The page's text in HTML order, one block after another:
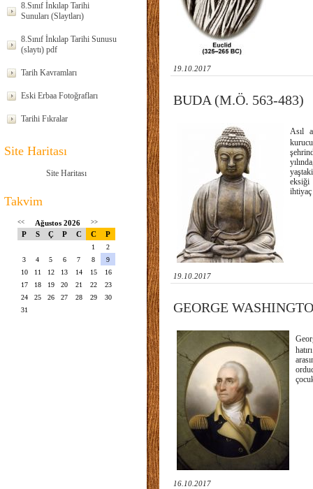
8.Sınıf İnkılap Tarihi
Sunuları (Slaytları)
8.Sınıf İnkılap Tarihi Sunusu
(slaytı) pdf
Tarih Kavramları
Eski Erbaa Fotoğrafları
Tarihi Fıkralar
Site Haritası
Site Haritası
Takvim
<< Ağustos 2026 >>
P S Ç P C C P
1
2
3
4 5 6 7 8
9
10
11 12 13 14 15
16
17
18 19 20 21 22
23
24
25 26 27 28 29
30
31
19.10.2017
BUDA (M.Ö. 563-483)
Asıl
eksiği
ihtiyaç
19.10.2017
GEORGE
16.10.2017